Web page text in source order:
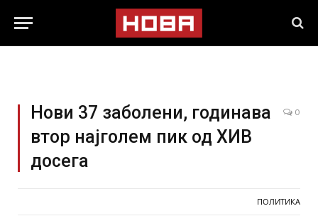
Нови 37 заболени, годинава
втор најголем пик од ХИВ
досега
0
ПОЛИТИКА